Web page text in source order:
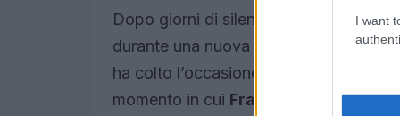
I want
Dopo giorni di silenzio, Mara Venier
durante una nuova puntata di
ha colto l’occasione per
momento in cui Francesco Gabbani